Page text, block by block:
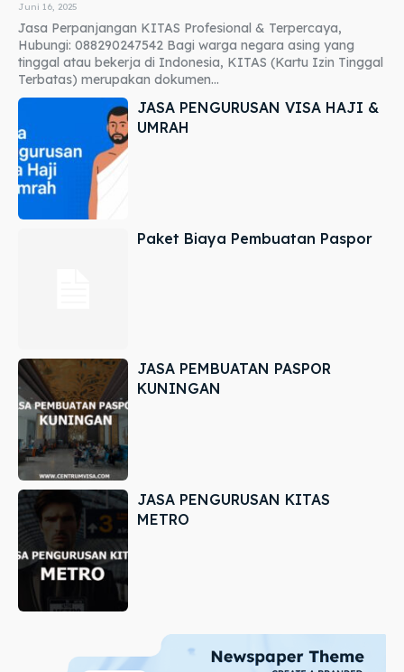
Juni 16, 2025
Jasa Perpanjangan KITAS Profesional & Terpercaya,
Hubungi: 088290247542 Bagi warga negara asing yang
tinggal atau bekerja di Indonesia, KITAS (Kartu Izin Tinggal
Terbatas) merupakan dokumen...
JASA PENGURUSAN VISA HAJI &
UMRAH
Paket Biaya Pembuatan Paspor
JASA PEMBUATAN PASPOR
KUNINGAN
JASA PENGURUSAN KITAS
METRO